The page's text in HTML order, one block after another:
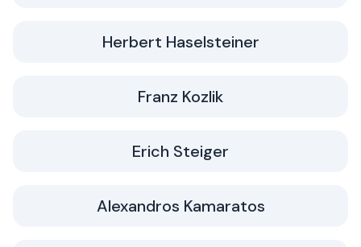
Herbert Haselsteiner
Franz Kozlik
Erich Steiger
Alexandros Kamaratos